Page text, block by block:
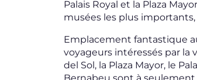
Palais Royal et la Plaza
musées les plus
Emplacement fantastique
voyageurs intéressés par la
del Sol, la Plaza Mayor, le